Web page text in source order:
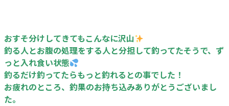
おすそ分けしてきてもこんなに沢山
釣る人とお腹の処理をする人と分担して釣ってたそうで、ず
っと入れ食い状態
釣るだけ釣ってたらもっと釣れるとの事でした！
お疲れのところ、釣果のお持ち込みありがとうございまし
た。